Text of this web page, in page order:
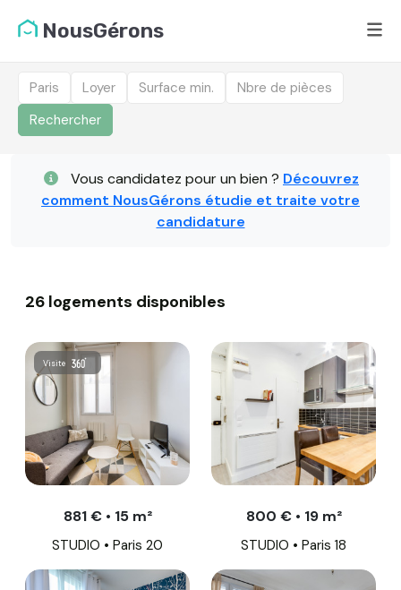
NousGérons
Paris Loyer Surface min.
Nbre de pièces
Rechercher
Liste des logements
Vous candidatez pour un bien ? Découvrez
comment NousGérons étudie et traite votre
candidature
26 logements disponibles
Visite
881 € • 15 m²
STUDIO • Paris 20
800 € • 19 m²
STUDIO • Paris 18